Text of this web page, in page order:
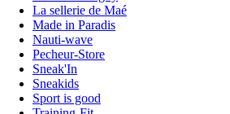
La sellerie de Maé
Made in Paradis
Nauti-wave
Pecheur-Store
Sneak'In
Sneakids
Sport is good